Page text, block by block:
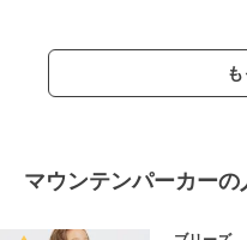
マウンテンパーカー